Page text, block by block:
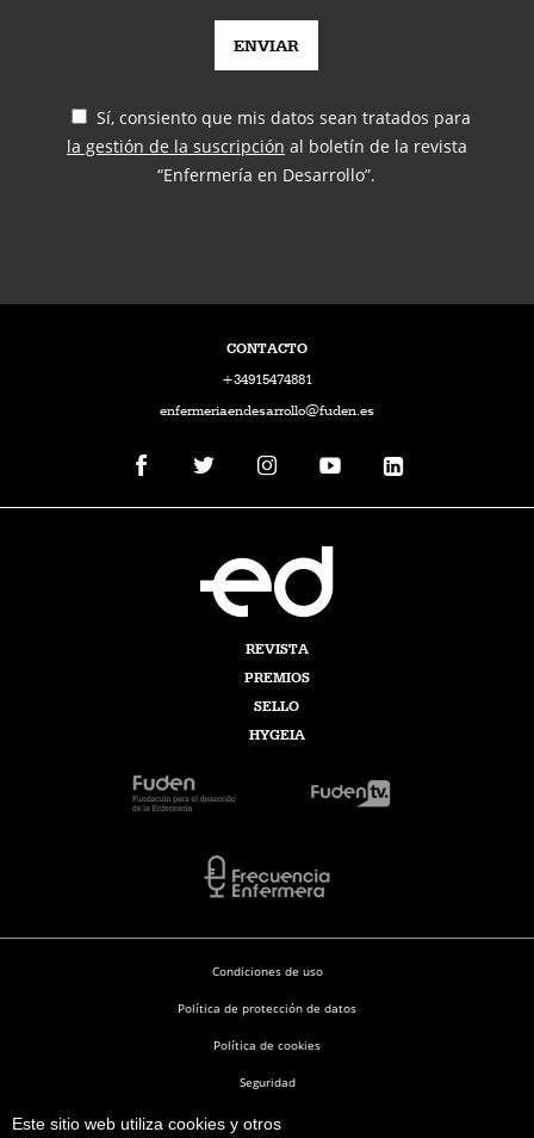
Este sitio web utiliza cookies y otros
Sí, consiento que mis datos sean tratados para
la gestión de la suscripción al boletín de la revista
“Enfermería en Desarrollo”.
CONTACTO
+34915474881
enfermeriaendesarrollo@fuden.es
REVISTA
PREMIOS
SELLO
HYGEIA
Enfermería en Desarrollo © 2026
Condiciones de uso
Política de protección de datos
Política de cookies
Seguridad